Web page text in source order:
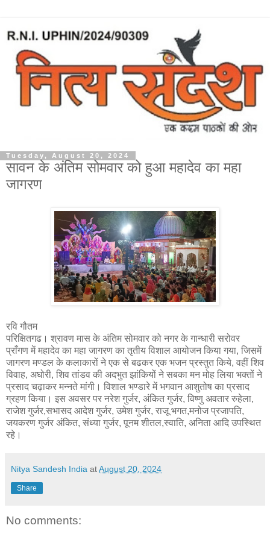
Tuesday, August 20, 2024
सावन के अंतिम सोमवार को हुआ महादेव का महा
जागरण
रवि गौतम
परिक्षितगढ। श्रावण मास के अंतिम सोमवार को नगर के गान्धारी सरोवर
प्राँगण में महादेव का महा जागरण का तृतीय विशाल आयोजन किया गया, जिसमें
जागरण मण्डल के कलाकारों ने एक से बढकर एक भजन प्रस्तुत किये, वहीं शिव
विवाह, अघोरी, शिव तांडव की अदभुत झांकियों ने सबका मन मोह लिया भक्तों ने
प्रसाद चढ़ाकर मन्नते मांगी। विशाल भण्डारे में भगवान आशुतोष का प्रसाद
ग्रहण किया। इस अवसर पर नरेश गुर्जर, अंकित गुर्जर, विष्णु अवतार रुहेला,
राजेश गुर्जर,सभासद आदेश गुर्जर, उमेश गुर्जर, राजू भगत,मनोज प्रजापति,
जयकरण गुर्जर अंकित, संध्या गुर्जर, पूनम शीतल,स्वाति, अनिता आदि उपस्थित
रहे।
Nitya Sandesh India atAugust 20, 2024
Share
No comments: